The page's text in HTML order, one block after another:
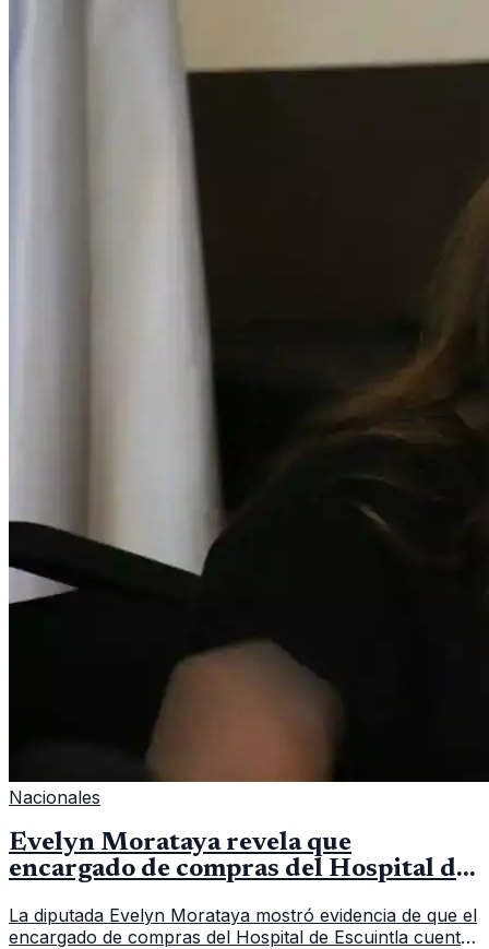
Nacionales
Evelyn Morataya revela que
encargado de compras del Hospital de
La diputada Evelyn Morataya mostró evidencia de que el
encargado de compras del Hospital de Escuintla cuenta